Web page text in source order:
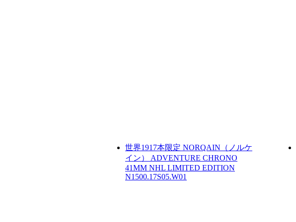
世界1917本限定 NORQAIN（ノルケ
イン）
ADVENTURE CHRONO
41MM NHL LIMITED EDITION
N1500.17S05.W01